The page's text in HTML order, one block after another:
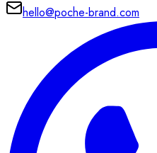
hello@poche-brand.com